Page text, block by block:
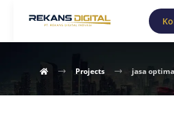
Projects jasa